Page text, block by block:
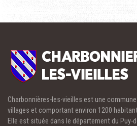
Charbonnières-les-vieilles est une
villages et comportant environ 1200
Elle est située dans le département du Puy-